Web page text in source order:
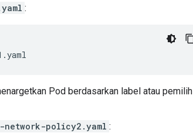
:
Pod berdasarkan label atau pemilih
network-policy2.yaml :